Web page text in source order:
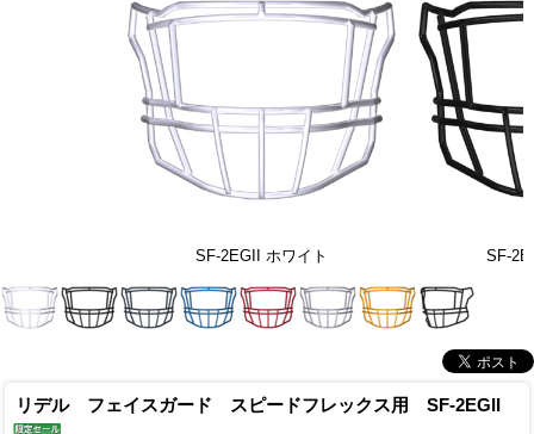
SF-2EGII ホワイト SF-
リデル フェイスガード スピードフレックス用 SF-2EGII